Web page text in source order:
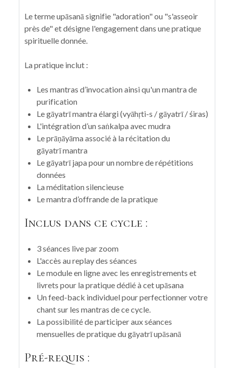
Le terme upāsanā signifie "adoration" ou "s'asseoir
près de" et désigne l'engagement dans une pratique
spirituelle donnée.
La pratique inclut :
Les mantras d’invocation ainsi qu'unmantra de
purification
Le gāyatrī mantra élargi (vyāhṛti-s / gāyatrī /śiras)
L'intégration d’unsaṅkalpaavec mudra
Le prāṇāyāmaassocié à la récitation du
gāyatrīmantra
Le gāyatrī japa pour un nombre de répétitions
données
La méditation silencieuse
Le mantra d’offrandede la pratique
Inclus dans ce cycle :
3 séances live par zoom
L'accès au replay des séances
Le module en ligne avec les enregistrements et
livrets pour la pratique dédié à cet upāsana
Un feed-back individuel pour perfectionner votre
chant sur les mantras de ce cycle.
La possibilité de participer aux séances
mensuelles de pratique dugāyatrī upāsanā
Pré-requis :